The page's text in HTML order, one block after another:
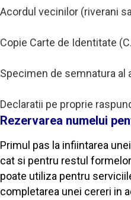
Acordul vecinilor (riverani
Copie Carte de Identitate
Specimen de semnatura
Declaratii pe proprie
Rezervarea numelui
Primul pas la infiintarea
cat si pentru restul
poate utiliza pentru
completarea unei cereri in